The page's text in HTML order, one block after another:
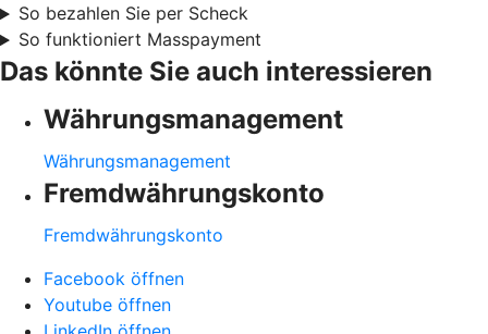
So bezahlen Sie per Scheck
So funktioniert Masspayment
Das könnte Sie auch interessieren
Währungsmanagement
Währungsmanagement
Fremdwährungskonto
Fremdwährungskonto
Facebook öffnen
Youtube öffnen